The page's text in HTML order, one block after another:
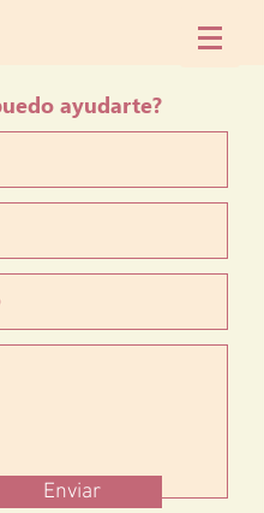
ayudarte?
Enviar